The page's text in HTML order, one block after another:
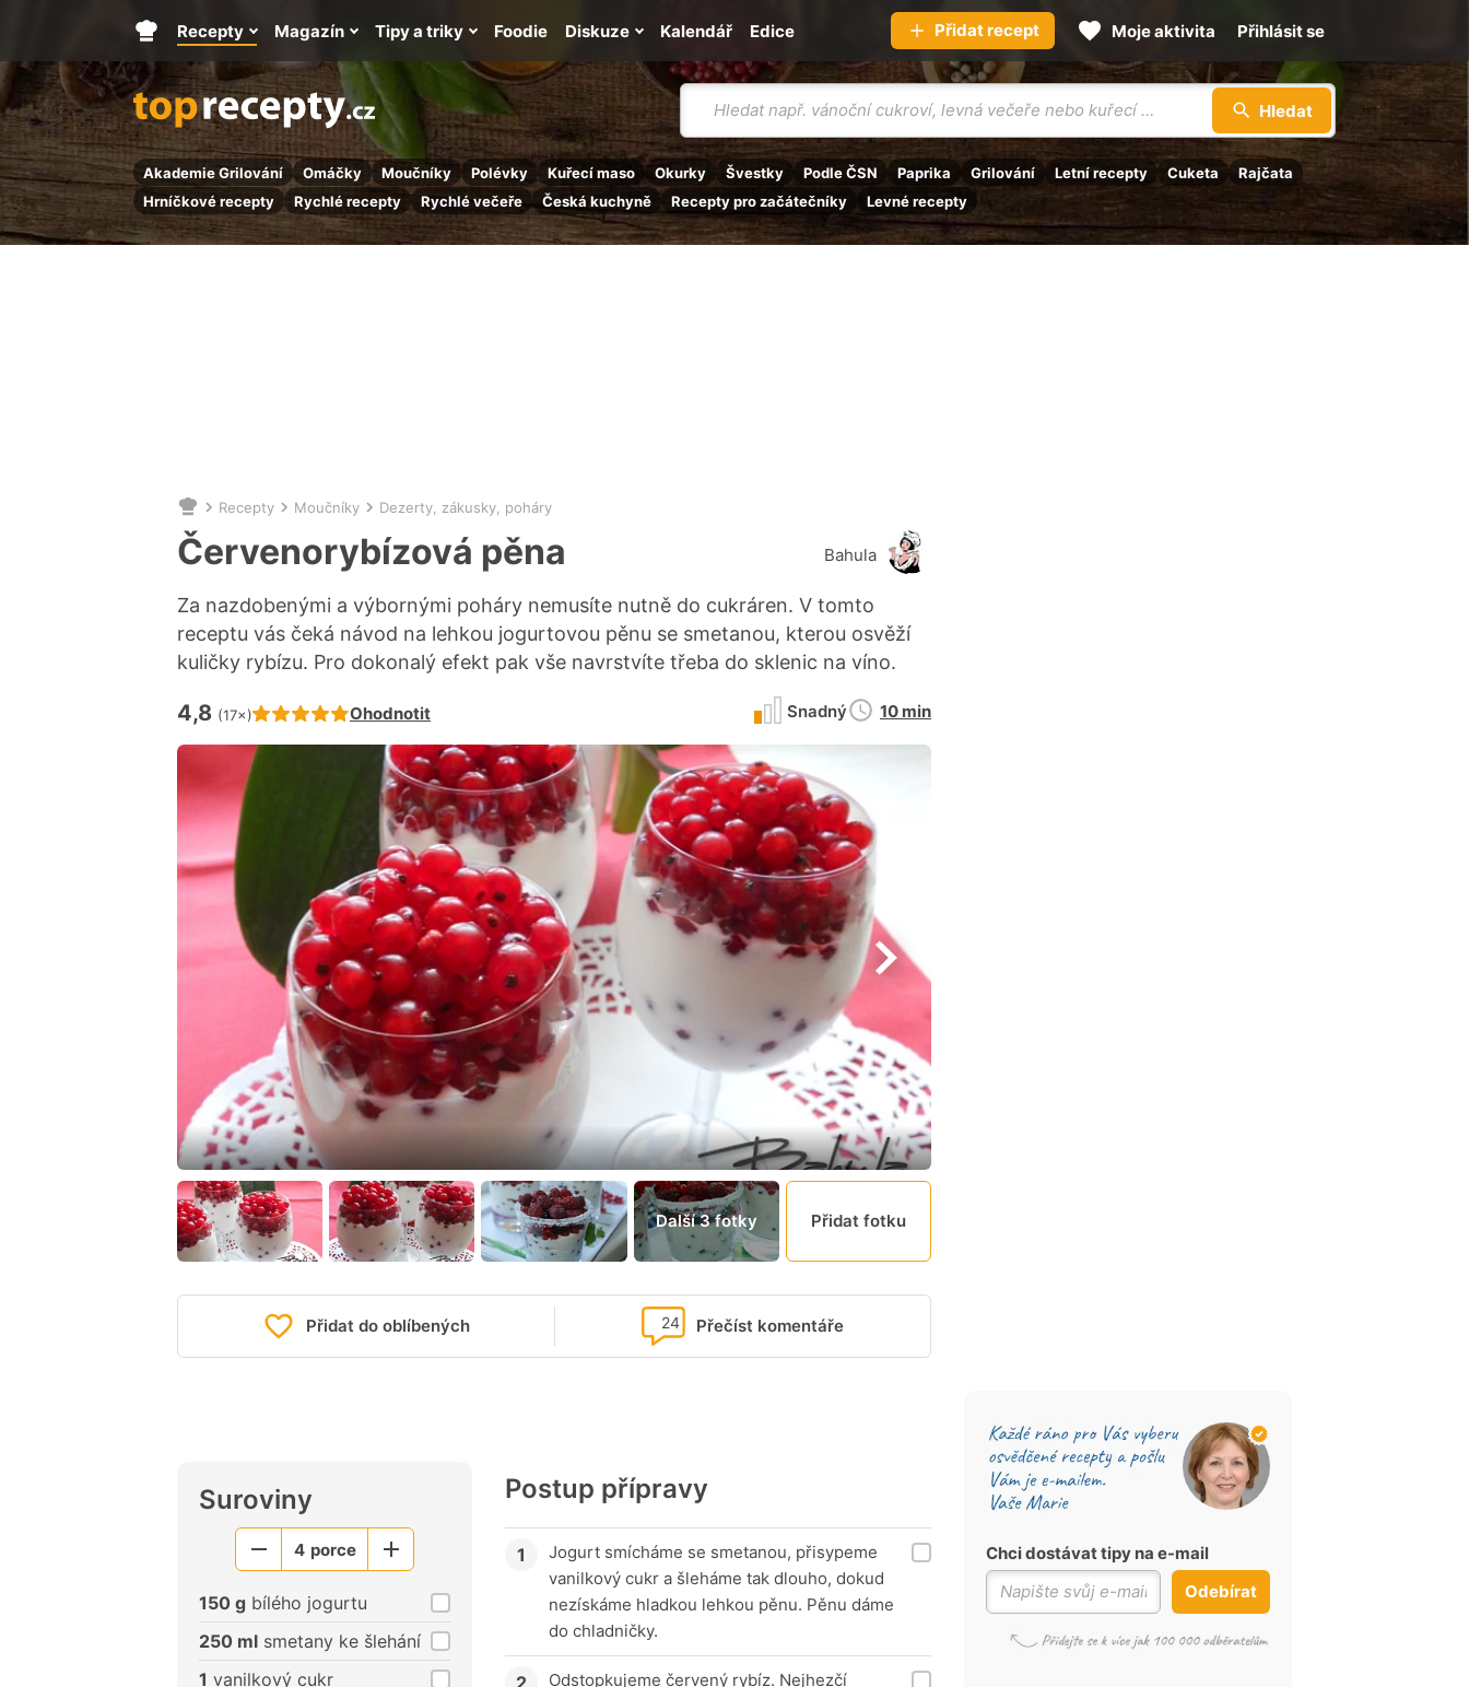
Vyhledávání
Hledat
Akademie Grilování Omáčky Moučníky Polévky Kuřecí maso Okurky Švestky Podle ČSN Paprika Grilování Letní recepty Cuketa
Rajčata
Hrníčkové recepty
Rychlé recepty Rychlé večeře Česká kuchyně Recepty pro začátečníky Levné recepty
Hlavní
stránka
Recepty Magazín Tipy a triky Kalendář
Foodie Diskuze Edice Přidat recept Moje aktivita Přihlásit se
Nacházíte
se
zde:
Recepty Moučníky Dezerty, zákusky, poháry
Červenorybízová pěna
Za nazdobenými a výbornými poháry nemusíte nutně do cukráren. V tomto
receptu vás čeká návod na lehkou jogurtovou pěnu se smetanou, kterou osvěží
kuličky rybízu. Pro dokonalý efekt pak vše navrstvíte třeba do sklenic na víno.
Hodnocení receptu je
4,8 (17×) Ohodnotit
Bahula
Snadný
Doba
10 min
Další 3 fotky Přidat fotku
Přidat do oblíbených Přečíst komentáře
24
Suroviny
Menší
4 porce
Větší
150 g bílého jogurtu
250 ml smetany ke šlehání
1 vanilkový cukr
Postup přípravy
Jogurt smícháme se smetanou, přisypeme
vanilkový cukr a šleháme tak dlouho, dokud
nezískáme hladkou lehkou pěnu. Pěnu dáme
do chladničky.
Odstopkujeme červený rybíz. Nejhezčí
Chci dostávat tipy na e-mail
Odebírat